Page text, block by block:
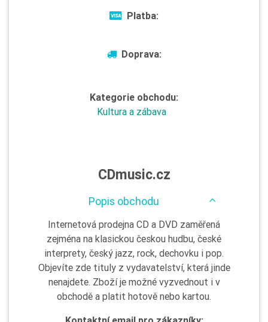
Platba:
Doprava:
Kategorie obchodu:
Kultura a zábava
CDmusic.cz
Popis obchodu
Internetová prodejna CD a DVD zaměřená
zejména na klasickou českou hudbu, české
interprety, český jazz, rock, dechovku i pop.
Objevíte zde tituly z vydavatelství, která jinde
nenajdete. Zboží je možné vyzvednout i v
obchodě a platit hotově nebo kartou.